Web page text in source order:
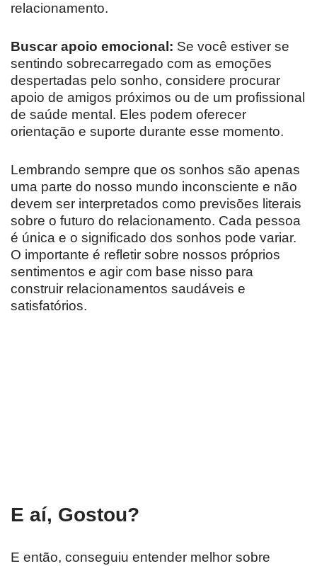
relacionamento.
Buscar apoio emocional: Se você estiver se
sentindo sobrecarregado com as emoções
despertadas pelo sonho, considere procurar
apoio de amigos próximos ou de um profissional
de saúde mental. Eles podem oferecer
orientação e suporte durante esse momento.
Lembrando sempre que os sonhos são apenas
uma parte do nosso mundo inconsciente e não
devem ser interpretados como previsões literais
sobre o futuro do relacionamento. Cada pessoa
é única e o significado dos sonhos pode variar.
O importante é refletir sobre nossos próprios
sentimentos e agir com base nisso para
construir relacionamentos saudáveis e
satisfatórios.
E aí, Gostou?
E então, conseguiu entender melhor sobre